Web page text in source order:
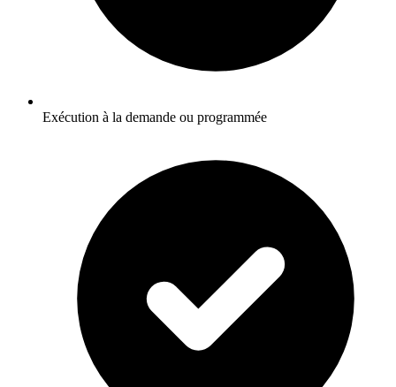
Exécution à la demande ou programmée